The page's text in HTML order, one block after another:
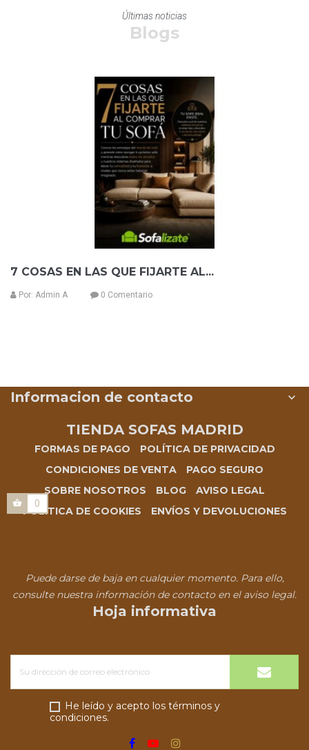
Últimas noticias
Blogs
7 COSAS EN LAS QUE FIJARTE AL...
Por: Admin A 0 Comentario
Informacion de contacto 
TIENDA SOFAS MADRID
FORMAS DE PAGO
POLÍTICA DE PRIVACIDAD
CONDICIONES DE VENTA
PAGO SEGURO
SOBRE NOSOTROS
BLOG
AVISO LEGAL
POLÍTICA DE COOKIES
ENVÍOS Y DEVOLUCIONES
Puede darse de baja en cualquier momento. Para ello,
consulte nuestra información de contacto en el aviso legal.
Hoja informativa
He leído y acepto los términos y
condiciones.
0